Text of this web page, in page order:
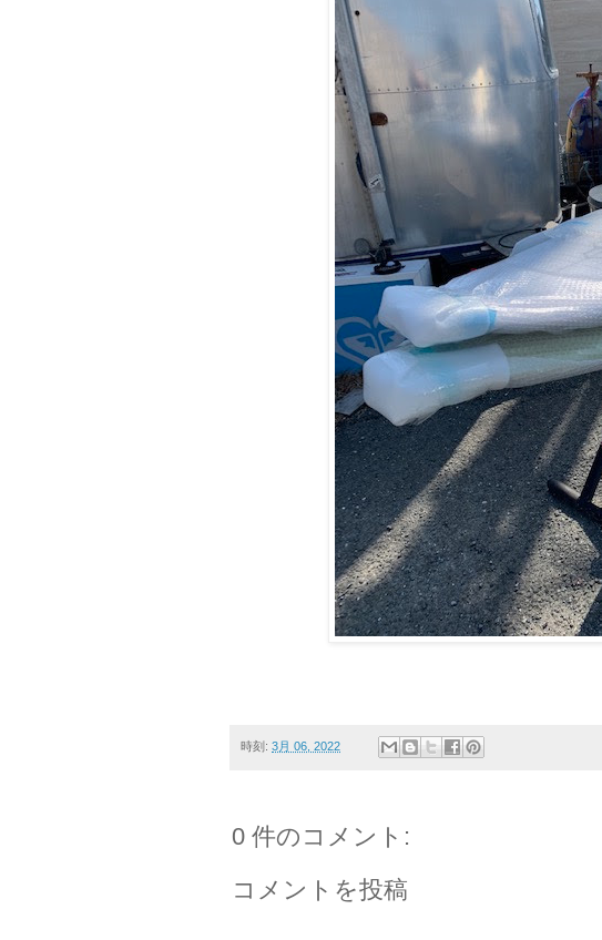
時刻: 3月 06, 2022
0 件のコメント:
コメントを投稿